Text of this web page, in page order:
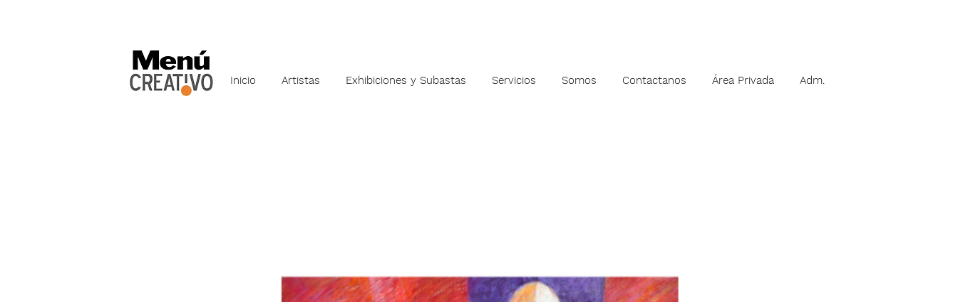
Inicio Artistas Exhibiciones y Subastas Servicios Somos Contactanos Área Privada Adm.